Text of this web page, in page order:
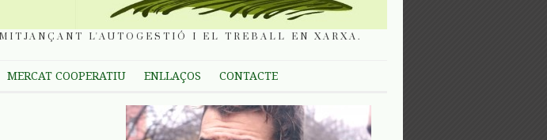
L'AUTOGESTIÓ I EL TREBALL EN XARXA.
MERCAT COOPERATIU ENLLAÇOS CONTACTE